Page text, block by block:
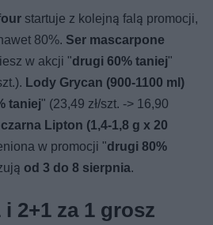
startuje z kolejną falą promocji,
80%. Ser mascarpone
w akcji "drugi 60% taniej"
Lody Grycan (900-1100 ml)
taniej" (23,49 zł/szt. -> 16,90
Lipton (1,4-1,8 g x 20
w promocji "drugi 80%
od 3 do 8 sierpnia.
2+1 za 1 grosz